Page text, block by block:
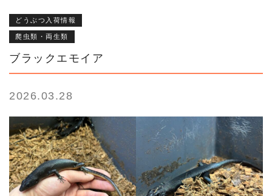
どうぶつ入荷情報
爬虫類・両生類
ブラックエモイア
2026.03.28